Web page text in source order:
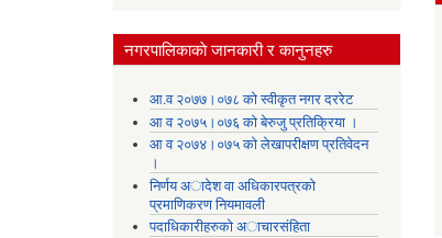
नगरपालिकाकाे जानकारी र कानुनहरु
आ.व २०७७।०७८ को स्वीकृत नगर दररेट
आ व २०७५।०७६ को बेरुजु प्रतिक्रिया ।
आ व २०७४।०७५ काे लेखापरीक्षण प्रतिवेदन
।
निर्णय अादेश वा अधिकारपत्रकाे
प्रमाणिकरण नियमावली
पदाधिकारीहरुको अाचारसंहिता